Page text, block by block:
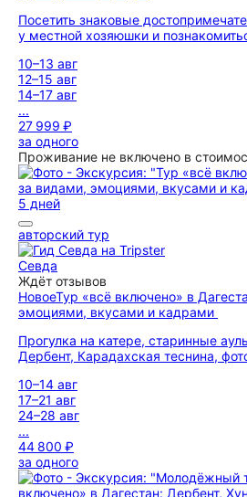
Посетить знаковые
у местной хозяюшки и
10–13 авг
12–15 авг
14–17 авг
...
27 999 ₽
за одного
Проживание не включено в
5 дней
авторский тур
Севда
Ждёт отзывов
НовоеТур «всё включено» в
эмоциями, вкусами и кадрами
Прогулка на катере, старинные
Дербент, Карадахская теснина,
10–14 авг
17–21 авг
24–28 авг
...
44 800 ₽
за одного